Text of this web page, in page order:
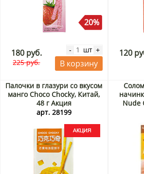
20%
180 руб.
225 руб.
- шт +
В корзину
120
Палочки в глазури со вкусом
манго Choco Chocky, Китай,
48 г Акция
арт. 28199
Nude